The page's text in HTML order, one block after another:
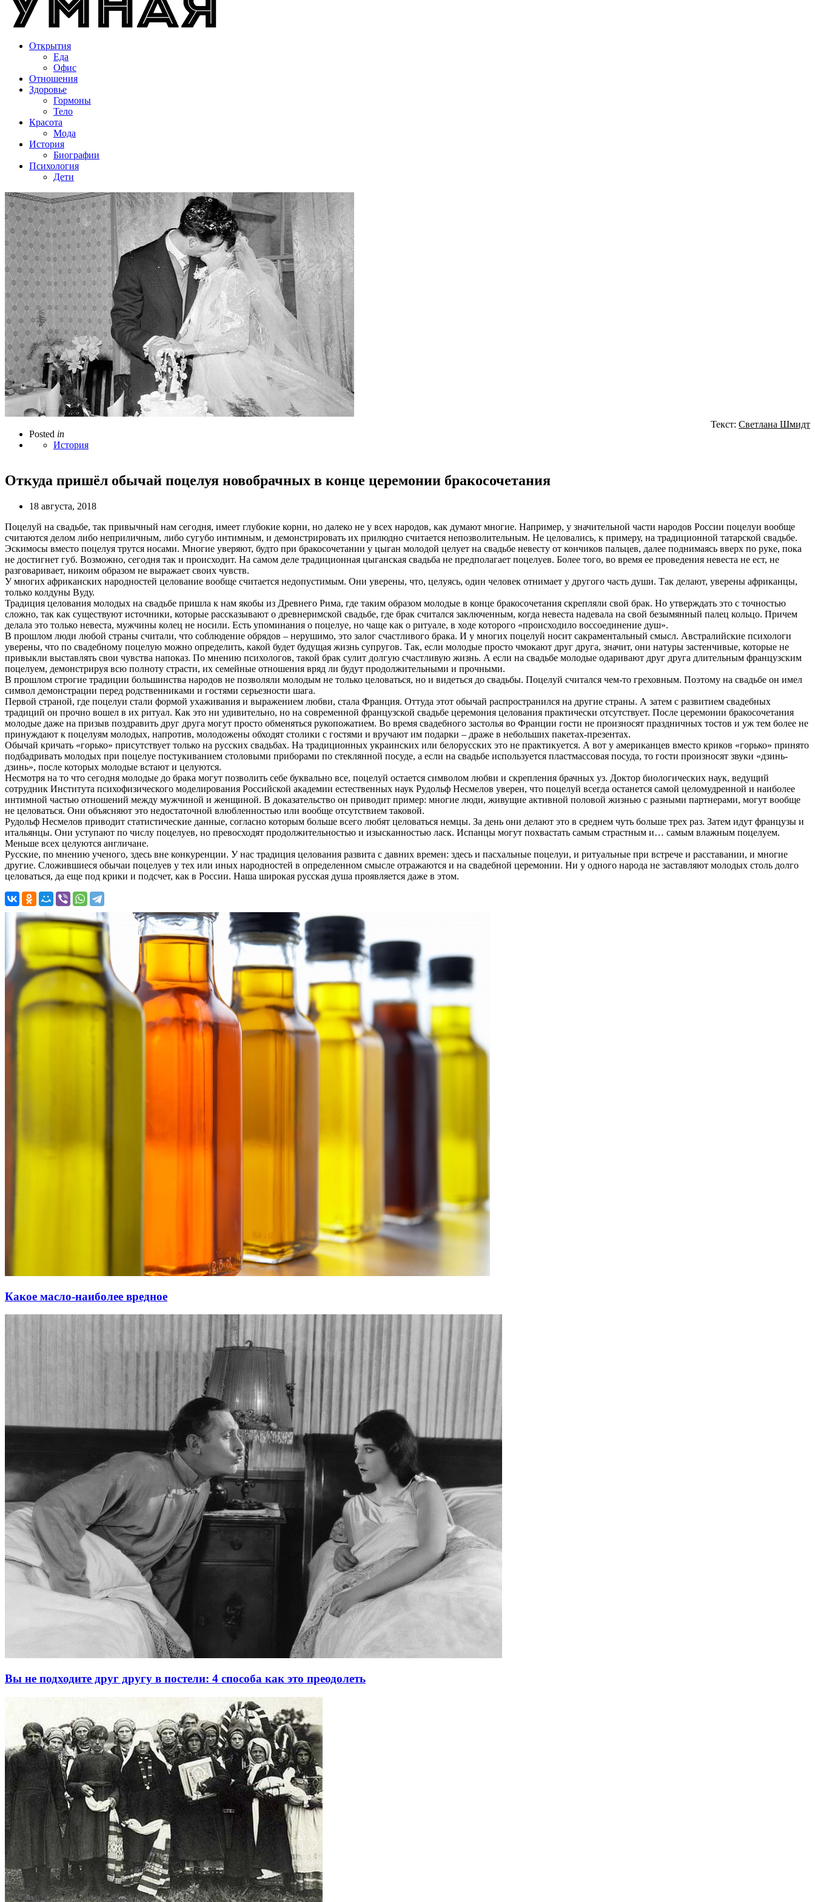
Открытия
Еда
Офис
Отношения
Здоровье
Гормоны
Тело
Красота
Мода
История
Биографии
Психология
Дети
Posted in
История
Текст: Светлана Шмидт
Откуда пришёл обычай поцелуя новобрачных в конце церемонии бракосочетания
18 августа, 2018
Поцелуй на свадьбе, так привычный нам сегодня, имеет глубокие корни, но далеко не у всех народов, как думают многие. Например, у значительной части народов России поцелуи вообще
считаются делом либо неприличным, либо сугубо интимным, и демонстрировать их прилюдно считается непозволительным. Не целовались, к примеру, на традиционной татарской свадьбе.
Эскимосы вместо поцелуя трутся носами. Многие уверяют, будто при бракосочетании у цыган молодой целует на свадьбе невесту от кончиков пальцев, далее поднимаясь вверх по руке, пока
не достигнет губ. Возможно, сегодня так и происходит. На самом деле традиционная цыганская свадьба не предполагает поцелуев. Более того, во время ее проведения невеста не ест, не
разговаривает, никоим образом не выражает своих чувств.
У многих африканских народностей целование вообще считается недопустимым. Они уверены, что, целуясь, один человек отнимает у другого часть души. Так делают, уверены африканцы,
только колдуны Вуду.
Традиция целования молодых на свадьбе пришла к нам якобы из Древнего Рима, где таким образом молодые в конце бракосочетания скрепляли свой брак. Но утверждать это с точностью
сложно, так как существуют источники, которые рассказывают о древнеримской свадьбе, где брак считался заключенным, когда невеста надевала на свой безымянный палец кольцо. Причем
делала это только невеста, мужчины колец не носили. Есть упоминания о поцелуе, но чаще как о ритуале, в ходе которого «происходило воссоединение душ».
В прошлом люди любой страны считали, что соблюдение обрядов – нерушимо, это залог счастливого брака. И у многих поцелуй носит сакраментальный смысл. Австралийские психологи
уверены, что по свадебному поцелую можно определить, какой будет будущая жизнь супругов. Так, если молодые просто чмокают друг друга, значит, они натуры застенчивые, которые не
привыкли выставлять свои чувства напоказ. По мнению психологов, такой брак сулит долгую счастливую жизнь. А если на свадьбе молодые одаривают друг друга длительным французским
поцелуем, демонстрируя всю полноту страсти, их семейные отношения вряд ли будут продолжительными и прочными.
В прошлом строгие традиции большинства народов не позволяли молодым не только целоваться, но и видеться до свадьбы. Поцелуй считался чем-то греховным. Поэтому на свадьбе он имел
символ демонстрации перед родственниками и гостями серьезности шага.
Первой страной, где поцелуи стали формой ухаживания и выражением любви, стала Франция. Оттуда этот обычай распространился на другие страны. А затем с развитием свадебных
традиций он прочно вошел в их ритуал. Как это ни удивительно, но на современной французской свадьбе церемония целования практически отсутствует. После церемонии бракосочетания
молодые даже на призыв поздравить друг друга могут просто обменяться рукопожатием. Во время свадебного застолья во Франции гости не произносят праздничных тостов и уж тем более не
принуждают к поцелуям молодых, напротив, молодожены обходят столики с гостями и вручают им подарки – драже в небольших пакетах-презентах.
Обычай кричать «горько» присутствует только на русских свадьбах. На традиционных украинских или белорусских это не практикуется. А вот у американцев вместо криков «горько» принято
подбадривать молодых при поцелуе постукиванием столовыми приборами по стеклянной посуде, а если на свадьбе используется пластмассовая посуда, то гости произносят звуки «дзинь-
дзинь», после которых молодые встают и целуются.
Несмотря на то что сегодня молодые до брака могут позволить себе буквально все, поцелуй остается символом любви и скрепления брачных уз. Доктор биологических наук, ведущий
сотрудник Института психофизического моделирования Российской академии естественных наук Рудольф Несмелов уверен, что поцелуй всегда останется самой целомудренной и наиболее
интимной частью отношений между мужчиной и женщиной. В доказательство он приводит пример: многие люди, живущие активной половой жизнью с разными партнерами, могут вообще
не целоваться. Они объясняют это недостаточной влюбленностью или вообще отсутствием таковой.
Рудольф Несмелов приводит статистические данные, согласно которым больше всего любят целоваться немцы. За день они делают это в среднем чуть больше трех раз. Затем идут французы и
итальянцы. Они уступают по числу поцелуев, но превосходят продолжительностью и изысканностью ласк. Испанцы могут похвастать самым страстным и… самым влажным поцелуем.
Меньше всех целуются англичане.
Русские, по мнению ученого, здесь вне конкуренции. У нас традиция целования развита с давних времен: здесь и пасхальные поцелуи, и ритуальные при встрече и расставании, и многие
другие. Сложившиеся обычаи поцелуев у тех или иных народностей в определенном смысле отражаются и на свадебной церемонии. Ни у одного народа не заставляют молодых столь долго
целоваться, да еще под крики и подсчет, как в России. Наша широкая русская душа проявляется даже в этом.
Какое масло-наиболее вредное
Вы не подходите друг другу в постели: 4 способа как это преодолеть